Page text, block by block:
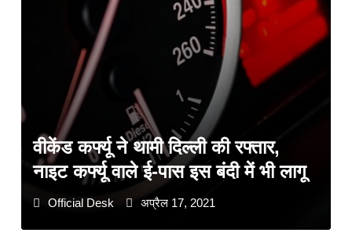
वीकेंड कर्फ्यू ने थामी दिल्ली की रफ्तार,
नाइट कर्फ्यू वाले ई-पास इस बंदी में भी लागू
Official Desk अप्रैल 17, 2021